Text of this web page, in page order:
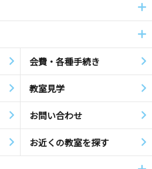
会費・各種手続き
教室見学
お問い合わせ
お近くの教室を探す